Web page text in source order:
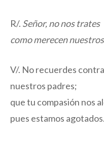
R/. Señor, no nos trates
como merecen
V/. No recuerdes
nuestros padres;
que tu compasión nos
pues estamos